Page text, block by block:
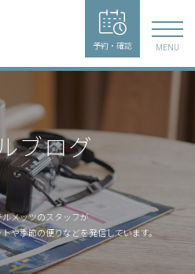
予約・確認 MENU
ブログ
ルメッツのスタッフが
や季節の便りなどを発信しています。